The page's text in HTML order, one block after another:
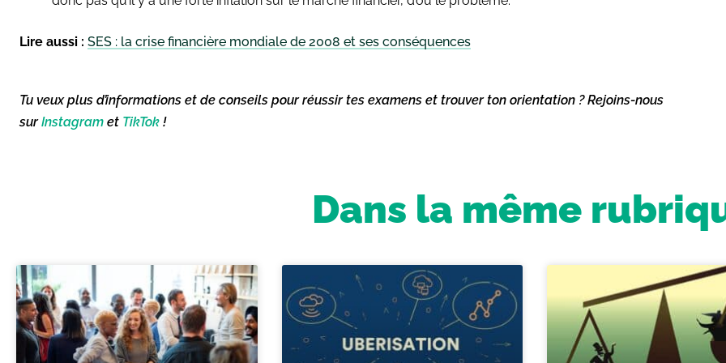
Lire aussi : SES : la crise financière mondiale de 2008 et ses conséquences
Tu veux plus d’informations et de conseils pour réussir tes examens et trouver ton orientation ? Rejoins-nous
surInstagram et TikTok !
Dans la même